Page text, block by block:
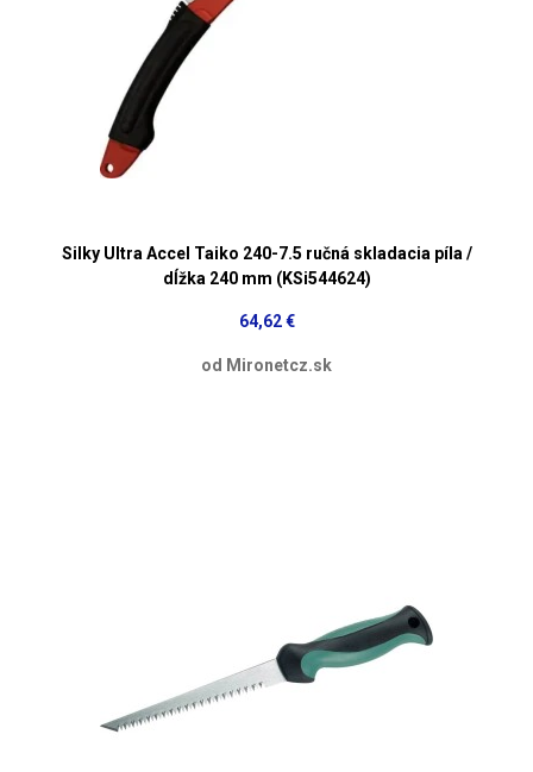
Silky Ultra Accel Taiko 240-7.5 ručná skladacia píla /
dĺžka 240 mm (KSi544624)
64,62 €
od Mironetcz.sk